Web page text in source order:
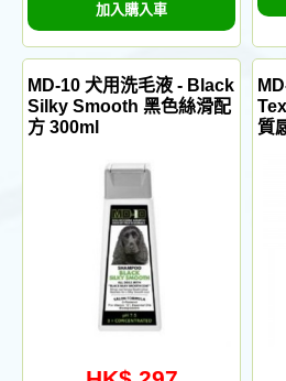
加入購入車
MD-10 犬用洗毛液 - Black
Silky Smooth 黑色絲滑配
方 300ml
質